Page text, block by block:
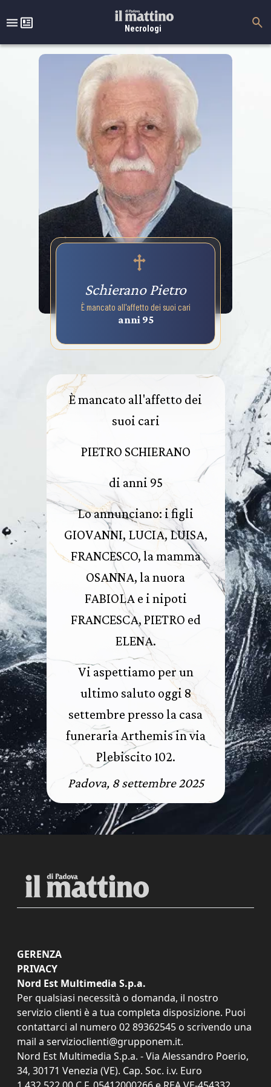
Necrologi
Schierano Pietro
È mancato all'affetto dei suoi cari
anni 95
È mancato all'affetto dei
suoi cari
PIETRO SCHIERANO
di anni 95
Lo annunciano: i figli
GIOVANNI, LUCIA, LUISA,
FRANCESCO, la mamma
OSANNA, la nuora
FABIOLA e i nipoti
FRANCESCA, PIETRO ed
ELENA.
Vi aspettiamo per un
ultimo saluto oggi 8
settembre presso la casa
funeraria Arthemis in via
Plebiscito 102.
Padova, 8 settembre 2025
GERENZA
PRIVACY
Nord Est Multimedia S.p.a.
Per qualsiasi necessità o domanda, il nostro
servizio clienti è a tua completa disposizione. Puoi
contattarci al numero 02 89362545 o scrivendo una
mail a servizioclienti@grupponem.it.
Nord Est Multimedia S.p.a. - Via Alessandro Poerio,
34, 30171 Venezia (VE). Cap. Soc. i.v. Euro